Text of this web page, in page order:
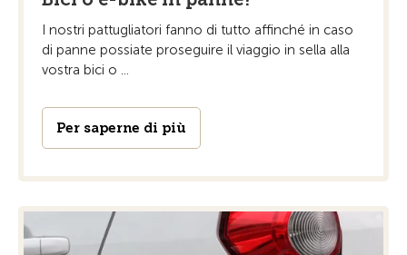
I nostri pattugliatori fanno di tutto affinché in caso
di panne possiate proseguire il viaggio in sella alla
vostra bici o ...
Per saperne di più